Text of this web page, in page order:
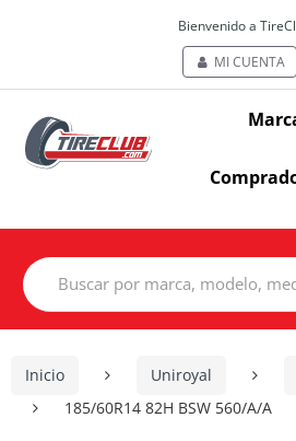
Bienvenido a
MI CUENTA
Search
for:
Inicio Uniroyal
185/60R14 82H BSW 560/A/A